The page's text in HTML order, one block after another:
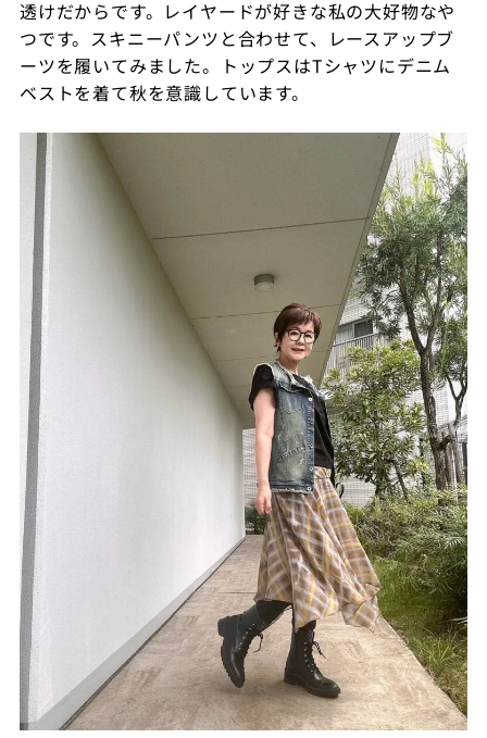
透けだからです。レイヤードが好きな私の大好物なや
つです。スキニーパンツと合わせて、レースアップブ
ーツを履いてみました。トップスはTシャツにデニム
ベストを着て秋を意識しています。